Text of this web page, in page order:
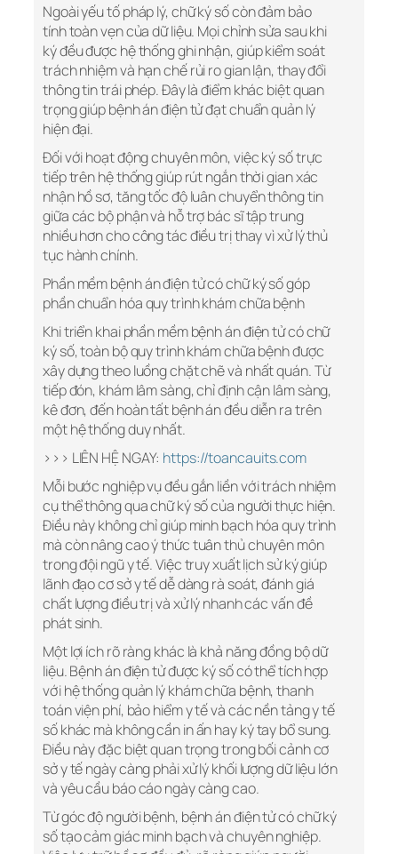
Ngoài yếu tố pháp lý, chữ ký số còn đảm bảo
tính toàn vẹn của dữ liệu. Mọi chỉnh sửa sau khi
ký đều được hệ thống ghi nhận, giúp kiểm soát
trách nhiệm và hạn chế rủi ro gian lận, thay đổi
thông tin trái phép. Đây là điểm khác biệt quan
trọng giúp bệnh án điện tử đạt chuẩn quản lý
hiện đại.
Đối với hoạt động chuyên môn, việc ký số trực
tiếp trên hệ thống giúp rút ngắn thời gian xác
nhận hồ sơ, tăng tốc độ luân chuyển thông tin
giữa các bộ phận và hỗ trợ bác sĩ tập trung
nhiều hơn cho công tác điều trị thay vì xử lý thủ
tục hành chính.
Phần mềm bệnh án điện tử có chữ ký số góp
phần chuẩn hóa quy trình khám chữa bệnh
Khi triển khai phần mềm bệnh án điện tử có chữ
ký số, toàn bộ quy trình khám chữa bệnh được
xây dựng theo luồng chặt chẽ và nhất quán. Từ
tiếp đón, khám lâm sàng, chỉ định cận lâm sàng,
kê đơn, đến hoàn tất bệnh án đều diễn ra trên
một hệ thống duy nhất.
>>> LIÊN HỆ NGAY: https://toancauits.com
Mỗi bước nghiệp vụ đều gắn liền với trách nhiệm
cụ thể thông qua chữ ký số của người thực hiện.
Điều này không chỉ giúp minh bạch hóa quy trình
mà còn nâng cao ý thức tuân thủ chuyên môn
trong đội ngũ y tế. Việc truy xuất lịch sử ký giúp
lãnh đạo cơ sở y tế dễ dàng rà soát, đánh giá
chất lượng điều trị và xử lý nhanh các vấn đề
phát sinh.
Một lợi ích rõ ràng khác là khả năng đồng bộ dữ
liệu. Bệnh án điện tử được ký số có thể tích hợp
với hệ thống quản lý khám chữa bệnh, thanh
toán viện phí, bảo hiểm y tế và các nền tảng y tế
số khác mà không cần in ấn hay ký tay bổ sung.
Điều này đặc biệt quan trọng trong bối cảnh cơ
sở y tế ngày càng phải xử lý khối lượng dữ liệu lớn
và yêu cầu báo cáo ngày càng cao.
Từ góc độ người bệnh, bệnh án điện tử có chữ ký
số tạo cảm giác minh bạch và chuyên nghiệp.